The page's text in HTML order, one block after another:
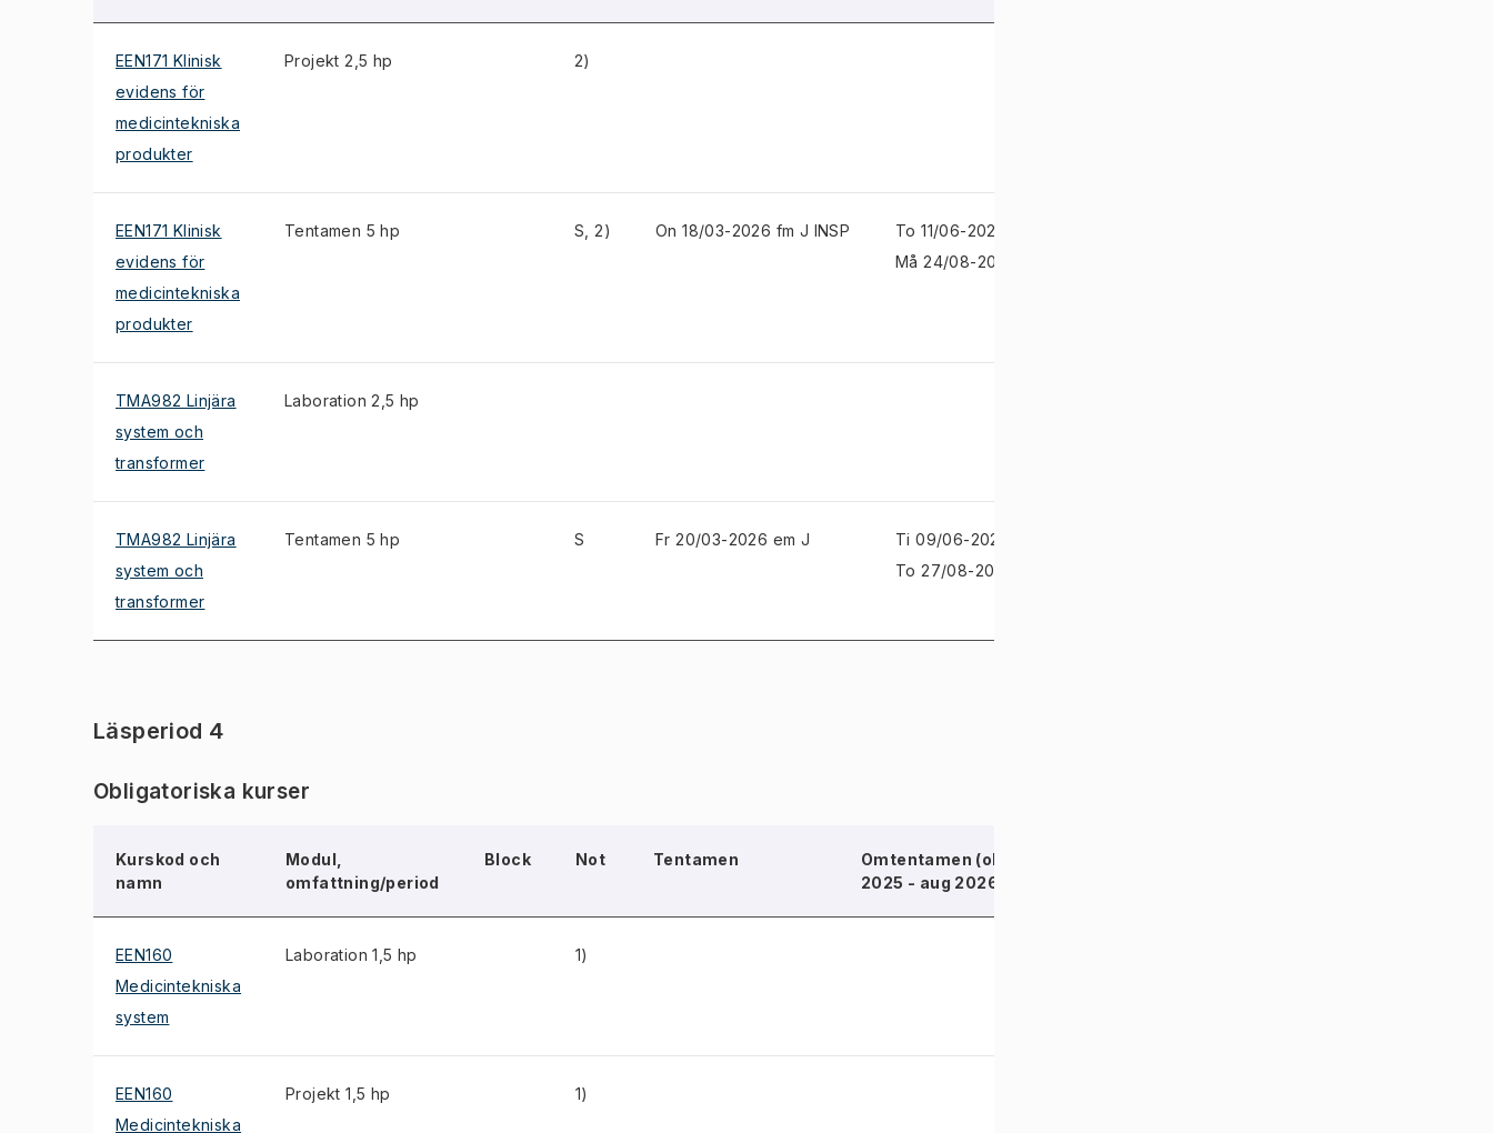
EEN171 Klinisk
evidens för
medicintekniska
produkter
Projekt 2,5 hp 2)
EEN171 Klinisk
evidens för
medicintekniska
produkter
Tentamen 5 hp S, 2) On 18/03-2026 fm J INSP
To 11/06-2026 em J INSP
Må 24/08-2026 em J INSP
TMA982 Linjära
system och
transformer
Laboration 2,5 hp
TMA982 Linjära
system och
transformer
Tentamen 5 hp S Fr 20/03-2026 em J
Ti 09/06-2026 em J
To 27/08-2026 fm J
Läsperiod 4
Obligatoriska kurser
Kurskod och
namn
Modul,
omfattning/period
Block Not Tentamen
Omtentamen (okt
2025 - aug 2026)
EEN160
Medicintekniska
system
Laboration 1,5 hp 1)
EEN160
Medicintekniska
Projekt 1,5 hp 1)